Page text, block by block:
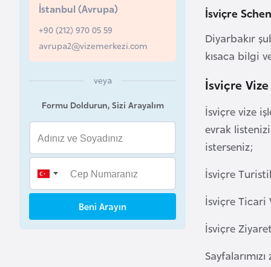
İsviçre
Diyarbakır
kısaca bilgi
İsviçre
İsviçre vize
evrak
isterseniz;
İsviçre
İsviçre Ticari
İsviçre
İstanbul (Avrupa)
+90 (212) 970 05 59
avrupa2@vizemerkezi.com
veya
Formu Doldurun, Sizi Arayalım
Beni Arayın
B
e
l
k
a
B
n
n